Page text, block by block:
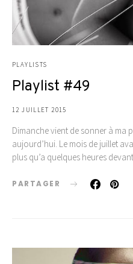
PLAYLISTS
Playlist #49
12 JUILLET 2015
Dimanche vient de sonner à ma
aujourd’hui. Le mois de juillet
plus qu’a quelques heures
PARTAGER